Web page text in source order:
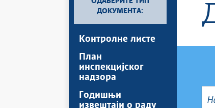
ДОКУМЕНТА:
Kонтролне листе
План
инспекцијског
надзора
Годишњи
извештаји о раду